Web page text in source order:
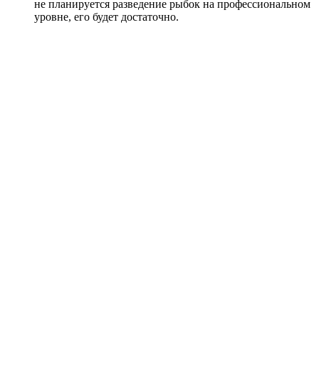
не планируется разведение рыбок на профессиональном
уровне, его будет достаточно.